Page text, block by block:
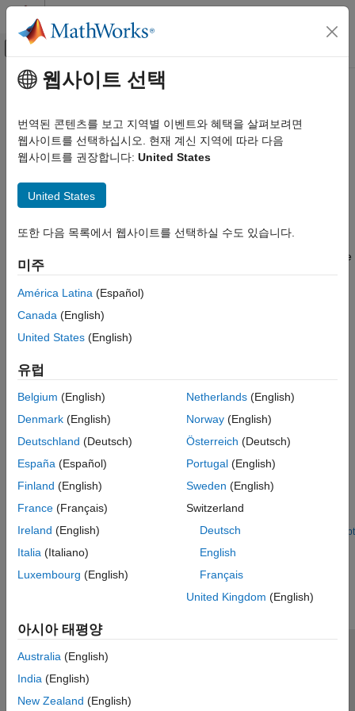
콘텐츠로 바로 가기
오프캔버스 탐색 메뉴 토글
문서 홈
Control Systems
STM32 Microcontroller Blockset
카테고리
System Core
Timer Peripherals
Multimedia Peripherals
Computing Peripherals
Custom Data Communication
I/O Device Builder
주요 콘텐츠
I/O Device Builder
Create Simulink block for custom or third-party C/C++ files
I/O Device Builder app inSTM32™ Microcontroller Blockset
third-party source files (C/C++). You can use the System object
to create a Simulink
To use the I/O Device Builder, go to the Hardwaretab on the
, choose
IO Device Builder. A series of screens then leads you through
the process of creating a System Object and then creating a
Topics
Get Started with IO Device Builder
Builder.
Featured Examples
Create Real-Time Clock Block to Display Time Using IO
Device Builder App
Use the IO Device Builder app to create a real-time clock (RTC)
block that displays time*.*
Open Live Script
How useful was this information?
웹사이트 선택
번역된 콘텐츠를 보고 지역별 이벤트와 혜택을 살펴보려면
웹사이트를 선택하십시오. 현재 계신 지역에 따라 다음
웹사이트를 권장합니다: United States
United States
또한 다음 목록에서 웹사이트를 선택하실 수도 있습니다.
미주
América Latina (Español)
Canada (English)
United States (English)
유럽
Belgium (English)
Denmark (English)
Deutschland (Deutsch)
España (Español)
Finland (English)
France (Français)
Ireland (English)
Italia (Italiano)
Luxembourg (English)
Netherlands(English)
Norway(English)
Österreich (Deutsch)
Portugal(English)
Sweden (English)
Switzerland
Deutsch
English
Français
United Kingdom (English)
아시아 태평양
Australia (English)
India (English)
New Zealand (English)
신뢰 센터 등록 상표
애플리케이션 상태
© 1994-2026 The MathWorks, Inc.